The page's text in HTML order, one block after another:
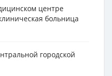
центре
больница
городской